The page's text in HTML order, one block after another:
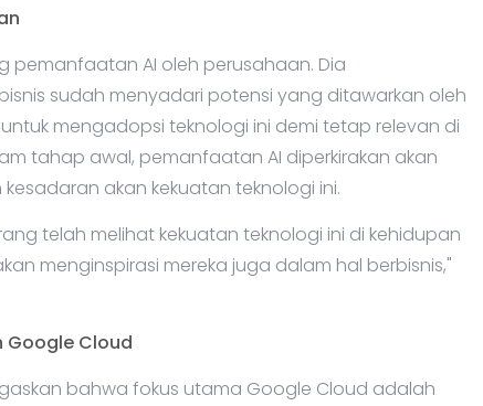
pemanfaatan AI oleh perusahaan. Dia
sudah menyadari potensi yang ditawarkan oleh
mengadopsi teknologi ini demi tetap relevan di
tahap awal, pemanfaatan AI diperkirakan akan
akan kekuatan teknologi ini.
telah melihat kekuatan teknologi ini di kehidupan
menginspirasi mereka juga dalam hal berbisnis,"
Google Cloud
bahwa fokus utama Google Cloud adalah